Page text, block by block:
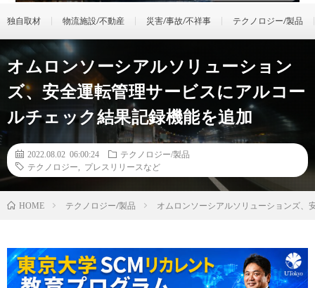
独自取材 物流施設/不動産 災害/事故/不祥事 テクノロジー/製品
オムロンソーシアルソリューション
ズ、安全運転管理サービスにアルコー
ルチェック結果記録機能を追加
2022.08.02 06:00:24
テクノロジー/製品
テクノロジー
プレスリリースなど
HOME テクノロジー/製品 オムロンソーシアルソリューションズ、